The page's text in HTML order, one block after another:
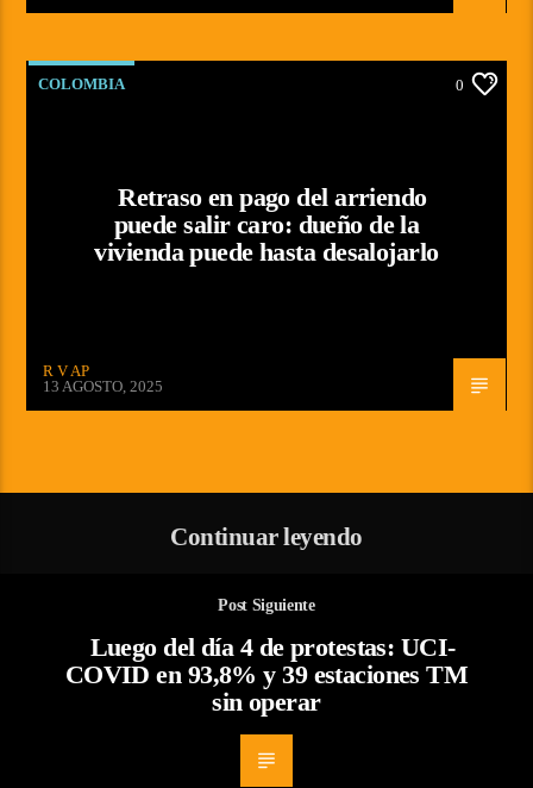
COLOMBIA 0
Retraso en pago del arriendo
puede salir caro: dueño de la
vivienda puede hasta desalojarlo
R V AP
13 AGOSTO, 2025
Continuar leyendo
Post Siguiente
Luego del día 4 de protestas: UCI-
COVID en 93,8% y 39 estaciones TM
sin operar